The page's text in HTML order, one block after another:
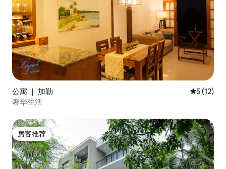
公寓 ｜ 加勒 平均评分
5 (12)
奢华生活
房客推荐
房客推荐